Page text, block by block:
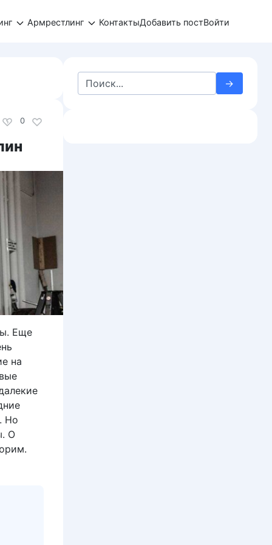
Армрестлинг КонтактыДобавить постВойти
0
Еще
на
Но
О
Search
for: